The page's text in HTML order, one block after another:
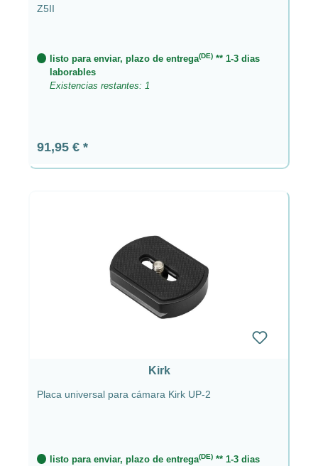
Z5II
listo para enviar, plazo de entrega(DE)** 1-3 dias
laborables
Existencias restantes: 1
Precio normal:
91,95 €
Kirk
Placa universal para cámara Kirk UP-2
listo para enviar, plazo de entrega(DE)** 1-3 dias